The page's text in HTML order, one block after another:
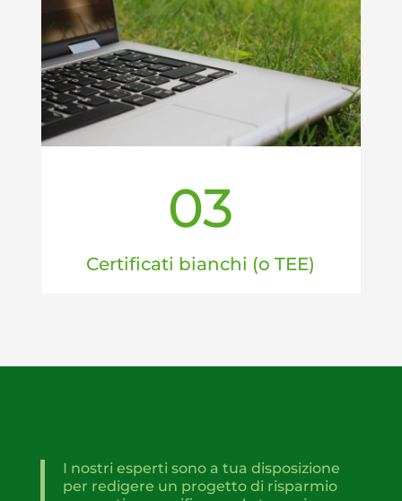
03
Certificati bianchi (o TEE)
I nostri esperti sono a tua disposizione
per redigere un progetto di risparmio